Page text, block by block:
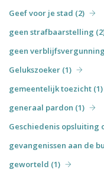
Geef voor je stad (2)
geen strafbaarstelling
geen
Gelukszoeker (1)
gemeentelijk toezicht (1)
generaal pardon (1)
Geschiedenis opsluiting
gevangenissen aan de
geworteld (1)